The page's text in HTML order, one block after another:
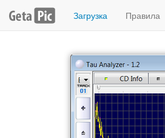
Загрузка Правила